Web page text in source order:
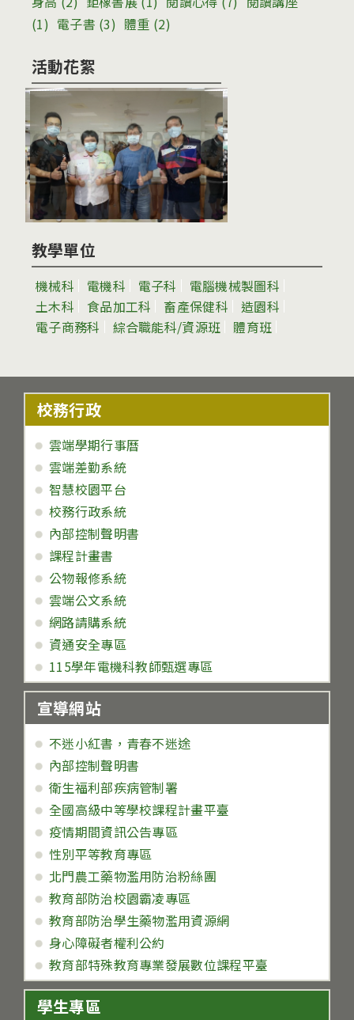
(1) 電子書 (3) 體重 (2)
活動花絮
教學單位
機械科 電機科 電子科
電腦機械製圖科
土木科
食品加工科 畜產保健科
造園科
電子商務科
綜合職能科/資源班 體育班
校務行政
雲端學期行事曆
雲端差勤系統
智慧校園平台
校務行政系統
內部控制聲明書
課程計畫書
公物報修系統
雲端公文系統
網路請購系統
資通安全專區
115學年電機科教師甄選專區
宣導網站
不迷小紅書，青春不迷途
內部控制聲明書
衛生福利部疾病管制署
全國高級中等學校課程計畫平臺
疫情期間資訊公告專區
性別平等教育專區
北門農工藥物濫用防治粉絲團
教育部防治校園霸凌專區
教育部防治學生藥物濫用資源網
身心障礙者權利公約
教育部特殊教育專業發展數位課程平臺
學生專區